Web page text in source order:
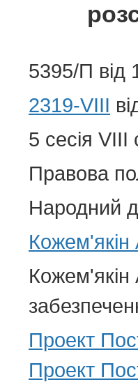
5395/П від
2319-VIII
5 сесія VIII
Правова
Народний
Кожем'якін
Кожем'якін
Проект
Проект